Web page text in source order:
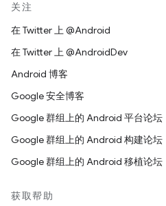
关注
在 Twitter 上 @Android
在 Twitter 上 @AndroidDev
Android 博客
Google 安全博客
Google 群组上的 Android 平台论坛
Google 群组上的 Android 构建论坛
Google 群组上的 Android 移植论坛
获取帮助